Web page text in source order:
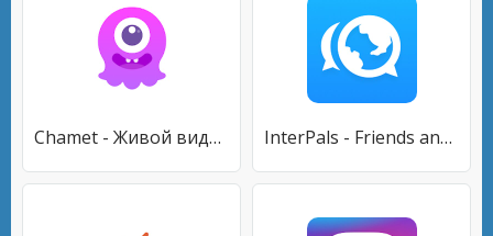
Chamet - Живой видеочат и комнаты для вечеринок InterPals - Friends and Language Exchange